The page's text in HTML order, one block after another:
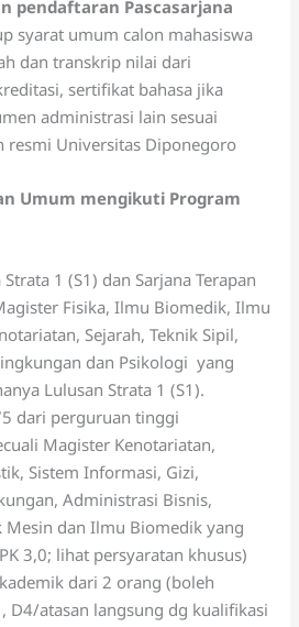
pendaftaran Pascasarjana
syarat umum calon mahasiswa
dan transkrip nilai dari
sertifikat bahasa jika
administrasi lain sesuai
resmi Universitas Diponegoro
Umum mengikuti Program
1 (S1) dan Sarjana Terapan
Fisika, Ilmu Biomedik, Ilmu
Sejarah, Teknik Sipil,
dan Psikologi yang
Lulusan Strata 1 (S1).
dari perguruan tinggi
Magister Kenotariatan,
Sistem Informasi, Gizi,
Administrasi Bisnis,
Mesin dan Ilmu Biomedik yang
3,0; lihat persyaratan khusus)
dari 2 orang (boleh
D4/atasan langsung dg kualifikasi